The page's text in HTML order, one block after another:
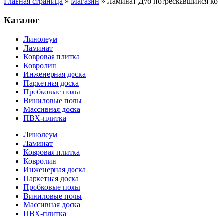
Каталог
Линолеум
Ламинат
Ковровая плитка
Ковролин
Инженерная доска
Паркетная доска
Пробковые полы
Виниловые полы
Массивная доска
ПВХ-плитка
Линолеум
Ламинат
Ковровая плитка
Ковролин
Инженерная доска
Паркетная доска
Пробковые полы
Виниловые полы
Массивная доска
ПВХ-плитка